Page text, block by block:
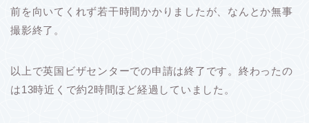
前を向いてくれず若干時間かかりましたが、なんとか無事
撮影終了。
以上で英国ビザセンターでの申請は終了です。終わったの
は13時近くで約2時間ほど経過していました。